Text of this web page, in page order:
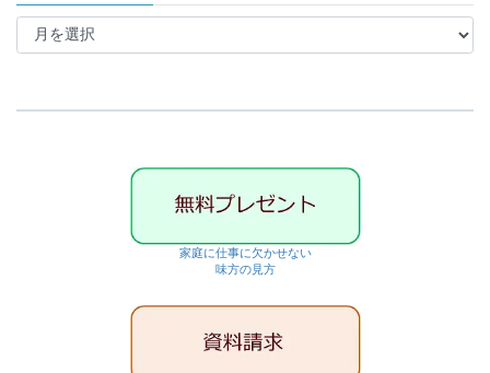
ー
ア
ブ
家庭に仕事に欠かせない
味方の見方